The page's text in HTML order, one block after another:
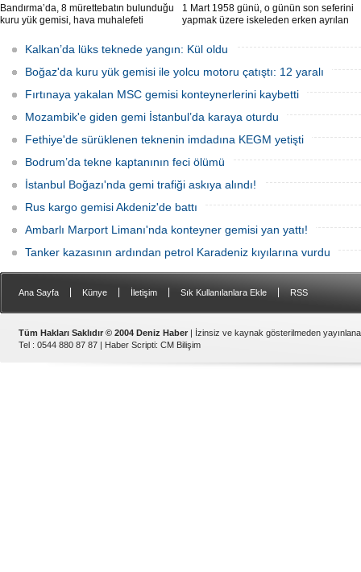
Bandırma’da, 8 mürettebatın bulunduğu
kuru yük gemisi, hava muhalefeti
kurtarma çalışmaları sürüyor.
1 Mart 1958 günü, o günün son seferini
yapmak üzere iskeleden erken ayrılan
dönemedi.
Kalkan’da lüks teknede yangın: Kül oldu
Boğaz'da kuru yük gemisi ile yolcu motoru çatıştı: 12 yaralı
Fırtınaya yakalan MSC gemisi konteynerlerini kaybetti
Mozambik'e giden gemi İstanbul’da karaya oturdu
Fethiye'de sürüklenen teknenin imdadına KEGM yetişti
Bodrum’da tekne kaptanının feci ölümü
İstanbul Boğazı'nda gemi trafiği askıya alındı!
Rus kargo gemisi Akdeniz'de battı
Ambarlı Marport Limanı'nda konteyner gemisi yan yattı!
Tanker kazasının ardından petrol Karadeniz kıyılarına vurdu
Ana Sayfa Künye İletişim Sık Kullanılanlara Ekle RSS
Tüm Hakları Saklıdır © 2004 Deniz Haber | İzinsiz ve kaynak gösterilmeden
Tel : 0544 880 87 87 | Haber Scripti: CM Bilişim